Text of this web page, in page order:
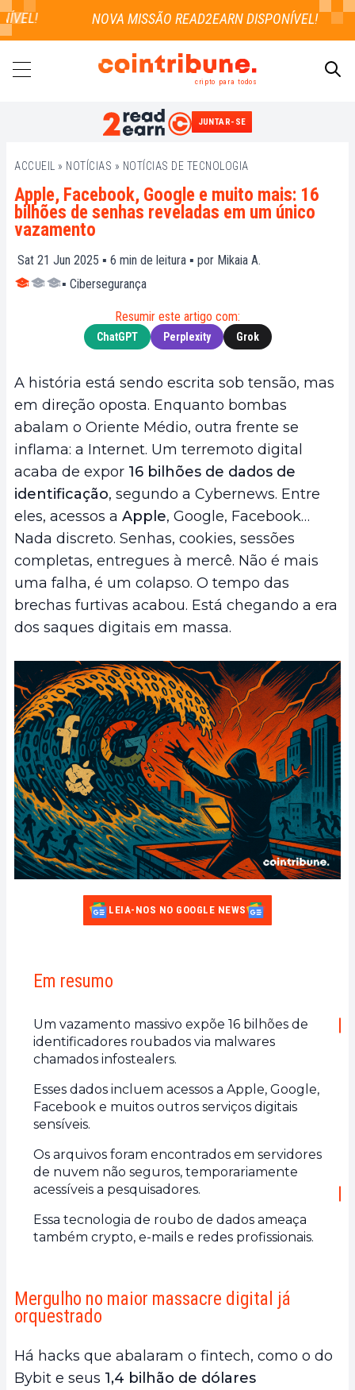
cripto para todos
JUNTAR-SE
ACCUEIL » NOTÍCIAS » NOTÍCIAS DE TECNOLOGIA
Apple, Facebook, Google e muito mais: 16
bilhões de senhas reveladas em um único
vazamento
Sat 21 Jun 2025 ▪ 6 min de leitura ▪ por Mikaia A.
▪ Cibersegurança
Resumir este artigo com:
ChatGPT Perplexity Grok
A história está sendo escrita sob tensão, mas
em direção oposta. Enquanto bombas
abalam o Oriente Médio, outra frente se
inflama: a Internet. Um terremoto digital
acaba de expor 16 bilhões de dados de
identificação, segundo a Cybernews. Entre
eles, acessos a Apple, Google, Facebook…
Nada discreto. Senhas, cookies, sessões
completas, entregues à mercê. Não é mais
uma falha, é um colapso. O tempo das
brechas furtivas acabou. Está chegando a era
dos saques digitais em massa.
LEIA-NOS NO GOOGLE NEWS
Em resumo
Um vazamento massivo expõe 16 bilhões de
identificadores roubados via malwares
chamados infostealers.
Esses dados incluem acessos a Apple, Google,
Facebook e muitos outros serviços digitais
sensíveis.
Os arquivos foram encontrados em servidores
de nuvem não seguros, temporariamente
acessíveis a pesquisadores.
Essa tecnologia de roubo de dados ameaça
também crypto, e-mails e redes profissionais.
Mergulho no maior massacre digital já
orquestrado
Há hacks que abalaram o fintech, como o do
Bybit e seus 1,4 bilhão de dólares